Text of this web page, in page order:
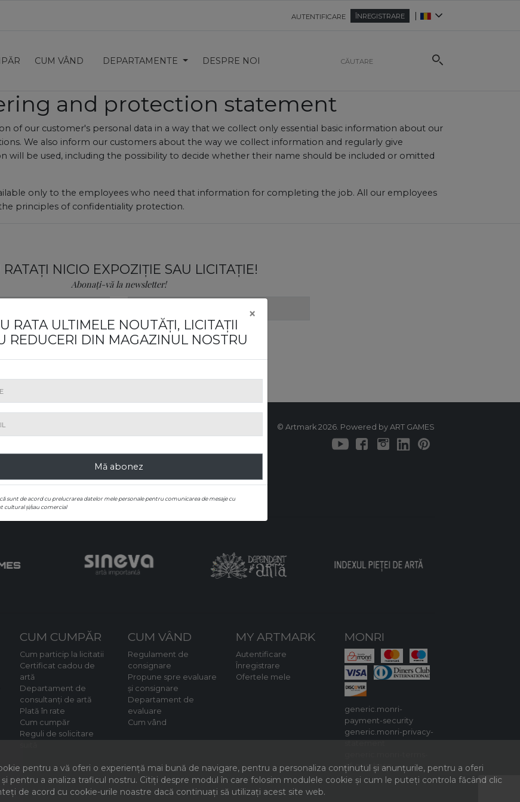
AUTENTIFICARE ÎNREGISTRARE |
CUM VÂND DEPARTAMENTE DESPRE NOI
and protection statement
of our customer's personal data in a way that we collect only essential basic information about our
We also inform our customers about the way we collect information and regularly give
be used, including the possibility to decide whether their name should be included or omitted
only to the employees who need that information for completing the job. All our employees
principles of confidentiality protection.
RATAȚI NICIO EXPOZIȚIE SAU LICITAȚIE!
Abonați-vă la newsletter!
Hrvatska
© Artmark 2026. Powered by ART GAMES
CUM CUMPĂR
Cum particip la licitatii
Certificat cadou de
artă
Departament de
consultanți de artă
Plată în rate
Cum cumpăr
Reguli de solicitare
CUM VÂND
Regulament de
consignare
Propune spre evaluare
și consignare
Departament de
evaluare
Cum vând
MY ARTMARK
Autentificare
Înregistrare
Ofertele mele
MONRI
generic.monri-
payment-security
generic.monri-privacy-
statement
of-purchase
RATA ULTIMELE NOUTĂȚI, LICITAȚII
REDUCERI DIN MAGAZINUL NOSTRU
×
Mă abonez
sunt de acord cu prelucrarea datelor mele personale pentru comunicarea de mesaje cu
cultural și/sau comercial
pentru a vă oferi o experiență mai bună de navigare, pentru a personaliza conținutul și anunțurile, pentru a oferi
pentru a analiza traficul nostru. Citiți despre modul în care folosim modulele cookie și cum le puteți controla făcând clic
de acord cu cookie-urile noastre dacă continuați să utilizați acest site web.